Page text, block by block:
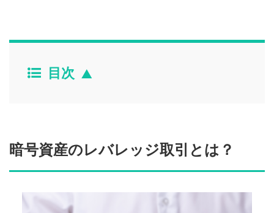
目次
暗号資産のレバレッジ取引とは？